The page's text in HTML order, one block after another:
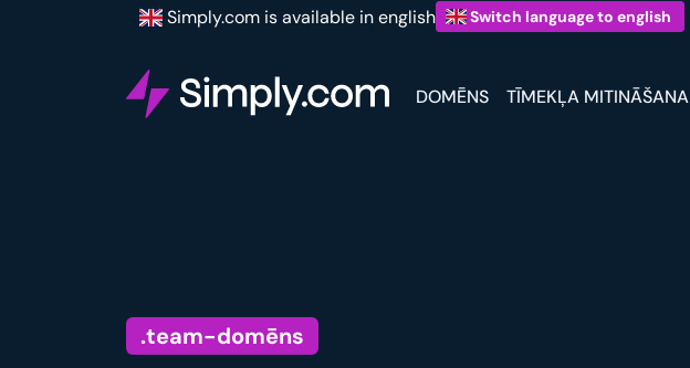
Simply.com is available in english Switch language to english
DOMĒNS TĪMEKĻA MITINĀŠANA
.team-domēns